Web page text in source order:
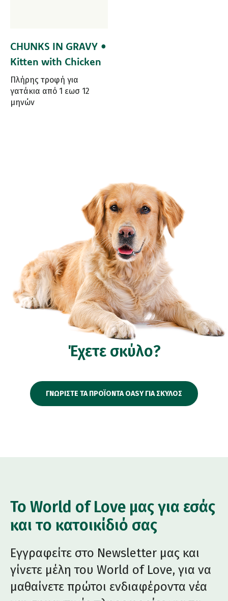
CHUNKS IN GRAVY •
Kitten with Chicken
Πλήρης τροφή για
γατάκια από 1 εωσ 12
μηνών
Έχετε σκύλο?
ΓΝΩΡΙΣΤΕ ΤΑ ΠΡΟΪΟΝΤΑ OASY ΓΙΑ ΣΚΥΛΟΣ
Το World of Love μας για εσάς
και το κατοικίδιό σας
Εγγραφείτε στο Newsletter μας και
γίνετε μέλη του World of Love, για να
μαθαίνετε πρώτοι ενδιαφέροντα νέα